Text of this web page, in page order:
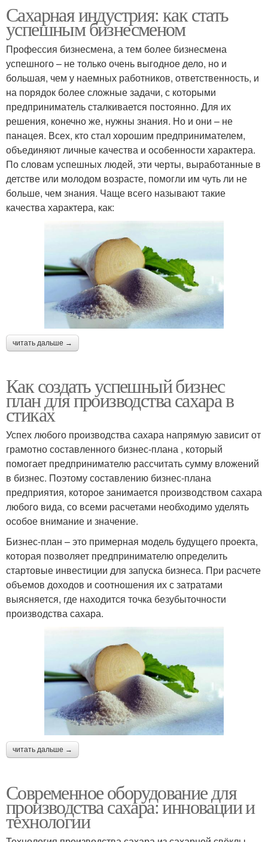
Сахарная индустрия: как стать
успешным бизнесменом
Профессия бизнесмена, а тем более бизнесмена
успешного – не только очень выгодное дело, но и
большая, чем у наемных работников, ответственность, и
на порядок более сложные задачи, с которыми
предприниматель сталкивается постоянно. Для их
решения, конечно же, нужны знания. Но и они – не
панацея. Всех, кто стал хорошим предпринимателем,
объединяют личные качества и особенности характера.
По словам успешных людей, эти черты, выработанные в
детстве или молодом возрасте, помогли им чуть ли не
больше, чем знания. Чаще всего называют такие
качества характера, как:
читать дальше →
Как создать успешный бизнес
план для производства сахара в
стиках
Успех любого производства сахара напрямую зависит от
грамотно составленного бизнес-плана , который
помогает предпринимателю рассчитать сумму вложений
в бизнес. Поэтому составлению бизнес-плана
предприятия, которое занимается производством сахара
любого вида, со всеми расчетами необходимо уделять
особое внимание и значение.
Бизнес-план – это примерная модель будущего проекта,
которая позволяет предпринимателю определить
стартовые инвестиции для запуска бизнеса. При расчете
объемов доходов и соотношения их с затратами
выясняется, где находится точка безубыточности
производства сахара.
читать дальше →
Современное оборудование для
производства сахара: инновации и
технологии